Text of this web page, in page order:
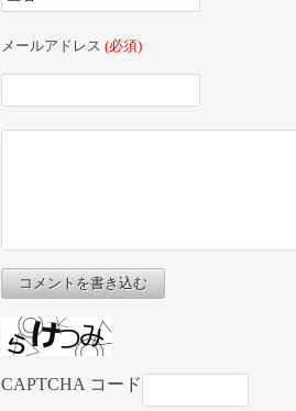
メールアドレス (必須)
コメントを書き込む
CAPTCHA コード